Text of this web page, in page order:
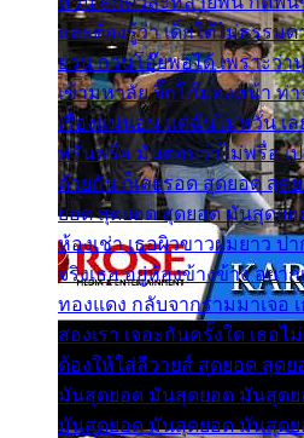
และต้องรู้ว่า เด็กใต้ไม่ธรรมด
ยวน กวนโอ๊ยพอได้ เพราะว่า
เข้ามหาลัย จิ๊กโก๊มองหน้า ท่
เรื่องแน่นอน แต่ฉันไม่หวั่น เ
พรั่นพรือ มันตอบว่าไม่พรื่อ เป
ด้วยกัน ก็เลยรอด สุดยอด สุด
ยอด สุดยอด สุดยอด มันสุดย
ห้องเช่า เธอผิวขาวผมยาว ป
จริงเธอ อยู่ห้องข้างข้าง อยา
ทองแดง กลับจากรามมาเจอ
สองเรา เจอะกันครั้งใด เธอไ
ต้องให้ใส่ลีวายส์ สุดยอด สุด
มันสุดยอด มันสุดยอด มันสุด
มันสุดยอด มันสุดยอด มันสุด